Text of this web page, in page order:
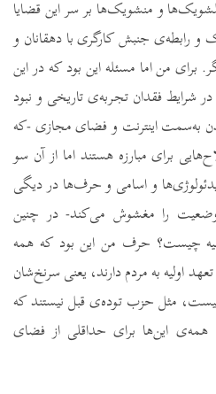
و منشویک‌ها بر سر این قضایا
و رابطه‌ی جنبش کارگری با دهقانان و
برای من اما مسئله این بود که در این
شرایط فقدان تجربه‌ی تاریخی و نبود
به‌سمت اینترنت و فضای مجازی -که
برای مبارزه هستند اما از آن سو
و اسامی و حرف‌ها در دیگی
را مغشوش می‌کند- در چنین
چیست؟ حرف من این بود که همه
اولیه به مردم دارند، یعنی سرنخ‌شان
مثل حزب توده‌ی قبل نیستند که
این‌ها برای حداقلی از فضای